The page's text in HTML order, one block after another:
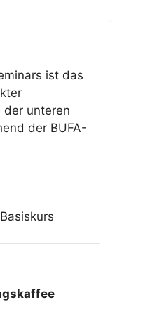
ist das
der unteren
der BUFA-